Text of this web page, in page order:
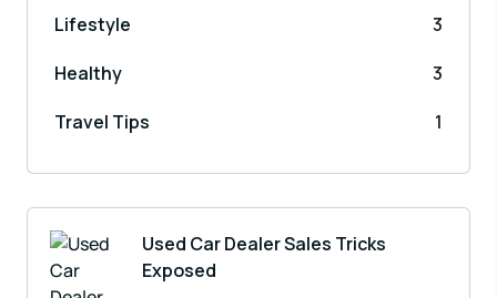
Lifestyle
3
Healthy
3
Travel Tips
1
Used Car Dealer Sales Tricks
Exposed